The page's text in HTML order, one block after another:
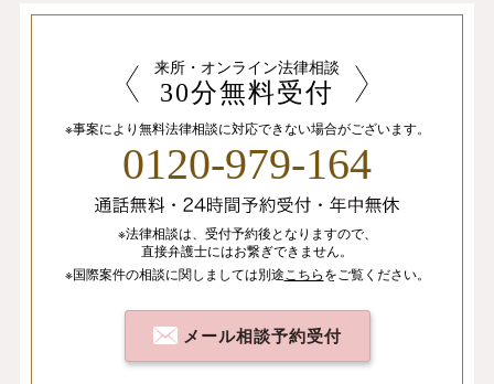
来所・オンライン法律相談
30分無料受付
※事案により無料法律相談に対応できない場合がございます。
0120-979-164
※法律相談は、 受付予約後となりますので、
直接弁護士にはお繋ぎできません。
※国際案件の相談に関しましては別途 こちらをご覧ください。
メール相談予約受付